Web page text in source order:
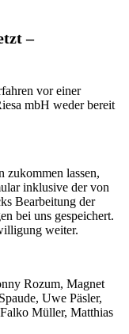
–
vor einer
mbH weder bereit
zukommen lassen,
inklusive der von
Bearbeitung der
bei uns gespeichert.
weiter.
Rozum, Magnet
Uwe Päsler,
Müller, Matthias